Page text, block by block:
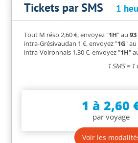
Tickets par SMS 1
Tout M réso 2,60 €, envoyez "1H" au 93
intra-Grésivaudan 1 €, envoyez "1G" au
intra-Voironnais 1,30 €, envoyez "1H"
1 SMS =
1 à 2,60
par voyage
Voir les